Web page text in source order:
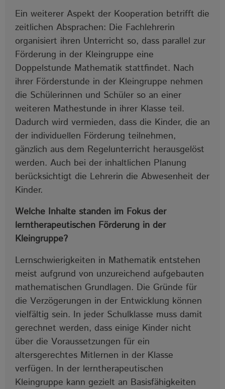
Ein weiterer Aspekt der Kooperation betrifft die
zeitlichen Absprachen: Die Fachlehrerin
organisiert ihren Unterricht so, dass parallel zur
Förderung in der Kleingruppe eine
Doppelstunde Mathematik stattfindet. Nach
ihrer Förderstunde in der Kleingruppe nehmen
die Schülerinnen und Schüler so an einer
weiteren Mathestunde in ihrer Klasse teil.
Dadurch wird vermieden, dass die Kinder, die an
der individuellen Förderung teilnehmen,
gänzlich aus dem Regelunterricht herausgelöst
werden. Auch bei der inhaltlichen Planung
berücksichtigt die Lehrerin die Abwesenheit der
Kinder.
Welche Inhalte standen im Fokus der
lerntherapeutischen Förderung in der
Kleingruppe?
Lernschwierigkeiten in Mathematik entstehen
meist aufgrund von unzureichend aufgebauten
mathematischen Grundlagen. Die Gründe für
die Verzögerungen in der Entwicklung können
vielfältig sein. In jeder Schulklasse muss damit
gerechnet werden, dass einige Kinder nicht
über die Voraussetzungen für ein
altersgerechtes Mitlernen in der Klasse
verfügen. In der lerntherapeutischen
Kleingruppe kann gezielt an Basisfähigkeiten